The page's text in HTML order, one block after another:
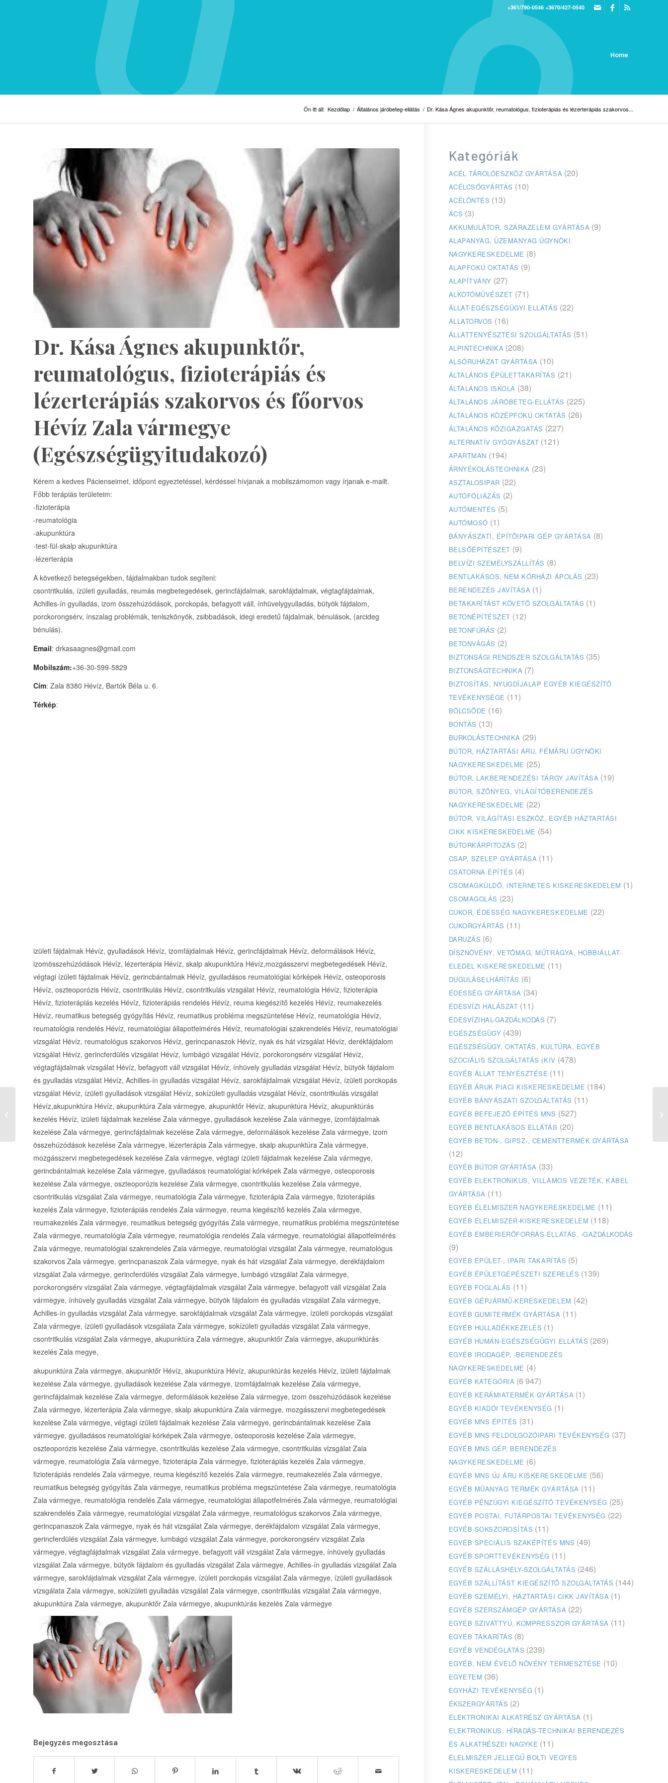
+361/790-0546 +3670/427-0540
Home
Ön itt áll: Kezdőlap / Általános járóbeteg-ellátás / Dr. Kása Ágnes akupunktőr, reumatológus, fizioterápiás és lézerterápiás szakorvos...
Dr. Kása Ágnes akupunktőr,
reumatológus, fizioterápiás és
lézerterápiás szakorvos és főorvos
Hévíz Zala vármegye
(Egészségügyitudakozó)
Kérem a kedves Pácienseimet, időpont egyeztetéssel, kérdéssel hívjanak a mobilszámomon vagy írjanak e-mailt.
Főbb terápiás területeim:
-fizioterápia
-reumatológia
-akupunktúra
-test-fül-skalp akupunktúra
-lézerterápia
A következő betegségekben, fájdalmakban tudok segíteni:
csontritkulás, ízületi gyulladás, reumás megbetegedések, gerincfájdalmak, sarokfájdalmak, végtagfájdalmak,
Achilles-ín gyulladás, izom összehúzódások, porckopás, befagyott váll, ínhüvelygyulladás, bütyök fájdalom,
porckorongsérv, ínszalag problémák, teniszkönyök, zsibbadások, idegi eredetű fájdalmak, bénulások, (arcideg
bénulás).
Email: drkasaagnes@gmail.com
Mobilszám:+36-30-599-5829
Cím: Zala 8380 Hévíz, Bartók Béla u. 6.
Térkép:
izületi fájdalmak Hévíz, gyulladások Hévíz, izomfájdalmak Hévíz, gerincfájdalmak Hévíz, deformálások Hévíz,
izomösszehúzódások Hévíz, lézerterápia Hévíz, skalp akupunktúra Hévíz,mozgásszervi megbetegedések Hévíz,
végtagi ízületi fájdalmak Hévíz, gerincbántalmak Hévíz, gyulladásos reumatológiai kórképek Hévíz, osteoporosis
Hévíz, oszteoporózis Hévíz, csontritkulás Hévíz, csontritkulás vizsgálat Hévíz, reumatológia Hévíz, fizioterápia
Hévíz, fizioterápiás kezelés Hévíz, fizioterápiás rendelés Hévíz, reuma kiegészítő kezelés Hévíz, reumakezelés
Hévíz, reumatikus betegség gyógyítás Hévíz, reumatikus probléma megszüntetése Hévíz, reumatológia Hévíz,
reumatológia rendelés Hévíz, reumatológiai állapotfelmérés Hévíz, reumatológiai szakrendelés Hévíz, reumatológiai
vizsgálat Hévíz, reumatológus szakorvos Hévíz, gerincpanaszok Hévíz, nyak és hát vizsgálat Hévíz, derékfájdalom
vizsgálat Hévíz, gerincferdülés vizsgálat Hévíz, lumbágó vizsgálat Hévíz, porckorongsérv vizsgálat Hévíz,
végtagfájdalmak vizsgálat Hévíz, befagyott váll vizsgálat Hévíz, ínhüvely gyulladás vizsgálat Hévíz, bütyök fájdalom
és gyulladás vizsgálat Hévíz, Achilles-ín gyulladás vizsgálat Hévíz, sarokfájdalmak vizsgálat Hévíz, ízületi porckopás
vizsgálat Hévíz, ízületi gyulladások vizsgálat Hévíz, sokízületi gyulladás vizsgálat Hévíz, csontritkulás vizsgálat
Hévíz,akupunktúra Hévíz, akupunktúra Zala vármegye, akupunktőr Hévíz, akupunktúra Hévíz, akupunktúrás
kezelés Hévíz, izületi fájdalmak kezelése Zala vármegye, gyulladások kezelése Zala vármegye, izomfájdalmak
kezelése Zala vármegye, gerincfájdalmak kezelése Zala vármegye, deformálások kezelése Zala vármegye, izom
összehúzódások kezelése Zala vármegye, lézerterápia Zala vármegye, skalp akupunktúra Zala vármegye,
mozgásszervi megbetegedések kezelése Zala vármegye, végtagi ízületi fájdalmak kezelése Zala vármegye,
gerincbántalmak kezelése Zala vármegye, gyulladásos reumatológiai kórképek Zala vármegye, osteoporosis
kezelése Zala vármegye, oszteoporózis kezelése Zala vármegye, csontritkulás kezelése Zala vármegye,
csontritkulás vizsgálat Zala vármegye, reumatológia Zala vármegye, fizioterápia Zala vármegye, fizioterápiás
kezelés Zala vármegye, fizioterápiás rendelés Zala vármegye, reuma kiegészítő kezelés Zala vármegye,
reumakezelés Zala vármegye, reumatikus betegség gyógyítás Zala vármegye, reumatikus probléma megszüntetése
Zala vármegye, reumatológia Zala vármegye, reumatológia rendelés Zala vármegye, reumatológiai állapotfelmérés
Zala vármegye, reumatológiai szakrendelés Zala vármegye, reumatológiai vizsgálat Zala vármegye, reumatológus
szakorvos Zala vármegye, gerincpanaszok Zala vármegye, nyak és hát vizsgálat Zala vármegye, derékfájdalom
vizsgálat Zala vármegye, gerincferdülés vizsgálat Zala vármegye, lumbágó vizsgálat Zala vármegye,
porckorongsérv vizsgálat Zala vármegye, végtagfájdalmak vizsgálat Zala vármegye, befagyott váll vizsgálat Zala
vármegye, ínhüvely gyulladás vizsgálat Zala vármegye, bütyök fájdalom és gyulladás vizsgálat Zala vármegye,
Achilles-ín gyulladás vizsgálat Zala vármegye, sarokfájdalmak vizsgálat Zala vármegye, ízületi porckopás vizsgálat
Zala vármegye, ízületi gyulladások vizsgálata Zala vármegye, sokízületi gyulladás vizsgálat Zala vármegye,
csontritkulás vizsgálat Zala vármegye, akupunktúra Zala vármegye, akupunktőr Zala vármegye, akupunktúrás
kezelés Zala megye,
akupunktúra Zala vármegye, akupunktőr Hévíz, akupunktúra Hévíz, akupunktúrás kezelés Hévíz, izületi fájdalmak
kezelése Zala vármegye, gyulladások kezelése Zala vármegye, izomfájdalmak kezelése Zala vármegye,
gerincfájdalmak kezelése Zala vármegye, deformálások kezelése Zala vármegye, izom összehúzódások kezelése
Zala vármegye, lézerterápia Zala vármegye, skalp akupunktúra Zala vármegye, mozgásszervi megbetegedések
kezelése Zala vármegye, végtagi ízületi fájdalmak kezelése Zala vármegye, gerincbántalmak kezelése Zala
vármegye, gyulladásos reumatológiai kórképek Zala vármegye, osteoporosis kezelése Zala vármegye,
oszteoporózis kezelése Zala vármegye, csontritkulás kezelése Zala vármegye, csontritkulás vizsgálat Zala
vármegye, reumatológia Zala vármegye, fizioterápia Zala vármegye, fizioterápiás kezelés Zala vármegye,
fizioterápiás rendelés Zala vármegye, reuma kiegészítő kezelés Zala vármegye, reumakezelés Zala vármegye,
reumatikus betegség gyógyítás Zala vármegye, reumatikus probléma megszüntetése Zala vármegye, reumatológia
Zala vármegye, reumatológia rendelés Zala vármegye, reumatológiai állapotfelmérés Zala vármegye, reumatológiai
szakrendelés Zala vármegye, reumatológiai vizsgálat Zala vármegye, reumatológus szakorvos Zala vármegye,
gerincpanaszok Zala vármegye, nyak és hát vizsgálat Zala vármegye, derékfájdalom vizsgálat Zala vármegye,
gerincferdülés vizsgálat Zala vármegye, lumbágó vizsgálat Zala vármegye, porckorongsérv vizsgálat Zala
vármegye, végtagfájdalmak vizsgálat Zala vármegye, befagyott váll vizsgálat Zala vármegye, ínhüvely gyulladás
vizsgálat Zala vármegye, bütyök fájdalom és gyulladás vizsgálat Zala vármegye, Achilles-ín gyulladás vizsgálat Zala
vármegye, sarokfájdalmak vizsgálat Zala vármegye, ízületi porckopás vizsgálat Zala vármegye, ízületi gyulladások
vizsgálata Zala vármegye, sokízületi gyulladás vizsgálat Zala vármegye, csontritkulás vizsgálat Zala vármegye,
akupunktúra Zala vármegye, akupunktőr Zala vármegye, akupunktúrás kezelés Zala vármegye
Bejegyzés megosztása
Kategóriák
ACÉL TÁROLÓESZKÖZ GYÁRTÁSA (20)
ACÉLCSŐGYÁRTÁS (10)
ACÉLÖNTÉS (13)
ÁCS (3)
AKKUMULÁTOR, SZÁRAZELEM GYÁRTÁSA (9)
ALAPANYAG, ÜZEMANYAG ÜGYNÖKI
NAGYKERESKEDELME (8)
ALAPFOKÚ OKTATÁS (9)
ALAPÍTVÁNY (27)
ALKOTÓMŰVÉSZET (71)
ÁLLAT-EGÉSZSÉGÜGYI ELLÁTÁS (22)
ÁLLATORVOS (16)
ÁLLATTENYÉSZTÉSI SZOLGÁLTATÁS (51)
ALPINTECHNIKA (208)
ALSÓRUHÁZAT GYÁRTÁSA (10)
ÁLTALÁNOS ÉPÜLETTAKARÍTÁS (21)
ÁLTALÁNOS ISKOLA (38)
ÁLTALÁNOS JÁRÓBETEG-ELLÁTÁS (225)
ÁLTALÁNOS KÖZÉPFOKÚ OKTATÁS (26)
ÁLTALÁNOS KÖZIGAZGATÁS (227)
ALTERNATÍV GYÓGYÁSZAT (121)
APARTMAN (194)
ÁRNYÉKOLÁSTECHNIKA (23)
ASZTALOSIPAR (22)
AUTÓFÓLIÁZÁS (2)
AUTÓMENTÉS (5)
AUTÓMOSÓ (1)
BÁNYÁSZATI, ÉPÍTŐIPARI GÉP GYÁRTÁSA (8)
BELSŐÉPÍTÉSZET (9)
BELVÍZI SZEMÉLYSZÁLLÍTÁS (8)
BENTLAKÁSOS, NEM KÓRHÁZI ÁPOLÁS (23)
BERENDEZÉS JAVÍTÁSA (1)
BETAKARÍTÁST KÖVETŐ SZOLGÁLTATÁS (1)
BETONÉPÍTÉSZET (12)
BETONFÚRÁS (2)
BETONVÁGÁS (2)
BIZTONSÁGI RENDSZER SZOLGÁLTATÁS (35)
BIZTONSÁGTECHNIKA (7)
BIZTOSÍTÁS, NYUGDÍJALAP EGYÉB KIEGÉSZÍTŐ
TEVÉKENYSÉGE (11)
BÖLCSŐDE (16)
BONTÁS (13)
BURKOLÁSTECHNIKA (29)
BÚTOR, HÁZTARTÁSI ÁRU, FÉMÁRU ÜGYNÖKI
NAGYKERESKEDELME (25)
BÚTOR, LAKBERENDEZÉSI TÁRGY JAVÍTÁSA (19)
BÚTOR, SZŐNYEG, VILÁGÍTÓBERENDEZÉS
NAGYKERESKEDELME (22)
BÚTOR, VILÁGÍTÁSI ESZKÖZ, EGYÉB HÁZTARTÁSI
CIKK KISKERESKEDELME (54)
BÚTORKÁRPITOZÁS (2)
CSAP, SZELEP GYÁRTÁSA (11)
CSATORNA ÉPÍTÉS (4)
CSOMAGKÜLDŐ, INTERNETES KISKERESKEDELEM (1)
CSOMAGOLÁS (23)
CUKOR, ÉDESSÉG NAGYKERESKEDELME (22)
CUKORGYÁRTÁS (11)
DARUZÁS (6)
DÍSZNÖVÉNY, VETŐMAG, MŰTRÁGYA, HOBBIÁLLAT-
ELEDEL KISKERESKEDELME (11)
DUGULÁSELHÁRÍTÁS (6)
ÉDESSÉG GYÁRTÁSA (34)
ÉDESVÍZI HALÁSZAT (11)
ÉDESVÍZIHAL-GAZDÁLKODÁS (7)
EGÉSZSÉGÜGY (439)
EGÉSZSÉGÜGY, OKTATÁS, KULTÚRA, EGYÉB
SZOCIÁLIS SZOLGÁLTATÁS (KIV (478)
EGYÉB ÁLLAT TENYÉSZTÉSE (11)
EGYÉB ÁRUK PIACI KISKERESKEDELME (184)
EGYÉB BÁNYÁSZATI SZOLGÁLTATÁS (11)
EGYÉB BEFEJEZŐ ÉPÍTÉS MNS (527)
EGYÉB BENTLAKÁSOS ELLÁTÁS (20)
EGYÉB BETON-, GIPSZ-, CEMENTTERMÉK GYÁRTÁSA
(12)
EGYÉB BÚTOR GYÁRTÁSA (33)
EGYÉB ELEKTRONIKUS, VILLAMOS VEZETÉK, KÁBEL
GYÁRTÁSA (11)
EGYÉB ÉLELMISZER NAGYKERESKEDELME (11)
EGYÉB ÉLELMISZER-KISKERESKEDELEM (118)
EGYÉB EMBERIERŐFORRÁS-ELLÁTÁS, -GAZDÁLKODÁS
(9)
EGYÉB ÉPÜLET-, IPARI TAKARÍTÁS (5)
EGYÉB ÉPÜLETGÉPÉSZETI SZERELÉS (139)
EGYÉB FOGLALÁS (11)
EGYÉB GÉPJÁRMŰ-KERESKEDELEM (42)
EGYÉB GUMITERMÉK GYÁRTÁSA (11)
EGYÉB HULLADÉKKEZELÉS (1)
EGYÉB HUMÁN-EGÉSZSÉGÜGYI ELLÁTÁS (269)
EGYÉB IRODAGÉP, -BERENDEZÉS
NAGYKERESKEDELME (4)
EGYÉB KATEGÓRIA (6 947)
EGYÉB KERÁMIATERMÉK GYÁRTÁSA (1)
EGYÉB KIADÓI TEVÉKENYSÉG (1)
EGYÉB MNS ÉPÍTÉS (31)
EGYÉB MNS FELDOLGOZÓIPARI TEVÉKENYSÉG (37)
EGYÉB MNS GÉP, BERENDEZÉS
NAGYKERESKEDELME (6)
EGYÉB MNS ÚJ ÁRU KISKERESKEDELME (56)
EGYÉB MŰANYAG TERMÉK GYÁRTÁSA (11)
EGYÉB PÉNZÜGYI KIEGÉSZÍTŐ TEVÉKENYSÉG (25)
EGYÉB POSTAI, FUTÁRPOSTAI TEVÉKENYSÉG (22)
EGYÉB SOKSZOROSÍTÁS (11)
EGYÉB SPECIÁLIS SZAKÉPÍTÉS MNS (49)
EGYÉB SPORTTEVÉKENYSÉG (11)
EGYÉB SZÁLLÁSHELY-SZOLGÁLTATÁS (246)
EGYÉB SZÁLLÍTÁST KIEGÉSZÍTŐ SZOLGÁLTATÁS (144)
EGYÉB SZEMÉLYI, HÁZTARTÁSI CIKK JAVÍTÁSA (1)
EGYÉB SZERSZÁMGÉP GYÁRTÁSA (22)
EGYÉB SZIVATTYÚ, KOMPRESSZOR GYÁRTÁSA (11)
EGYÉB TAKARÍTÁS (8)
EGYÉB VENDÉGLÁTÁS (239)
EGYÉB, NEM ÉVELŐ NÖVÉNY TERMESZTÉSE (10)
EGYETEM (36)
EGYHÁZI TEVÉKENYSÉG (1)
ÉKSZERGYÁRTÁS (2)
ELEKTRONIKAI ALKATRÉSZ GYÁRTÁSA (1)
ELEKTRONIKUS, HÍRADÁS-TECHNIKAI BERENDEZÉS
ÉS ALKATRÉSZEI NAGYKE (11)
ÉLELMISZER JELLEGŰ BOLTI VEGYES
KISKERESKEDELEM (11)
Pigál Panzió Badacsonyörs
(Szálláshelytudakozó)